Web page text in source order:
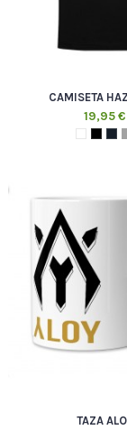
CAMISETA
19,95 €
TAZA